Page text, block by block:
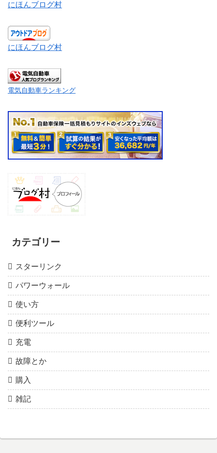
にほんブログ村
にほんブログ村
電気自動車ランキング
カテゴリー
スターリンク
パワーウォール
使い方
便利ツール
充電
故障とか
購入
雑記